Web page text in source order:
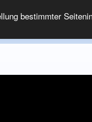
bestimmter